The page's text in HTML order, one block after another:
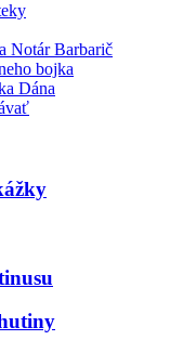
Notár Barbarič
bojka
Dána